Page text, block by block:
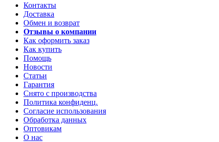
Контакты
Доставка
Обмен и возврат
Отзывы о компании
Как оформить заказ
Как купить
Помощь
Новости
Статьи
Гарантия
Снято с производства
Политика конфиденц.
Согласие использования
Обработка данных
Оптовикам
О нас